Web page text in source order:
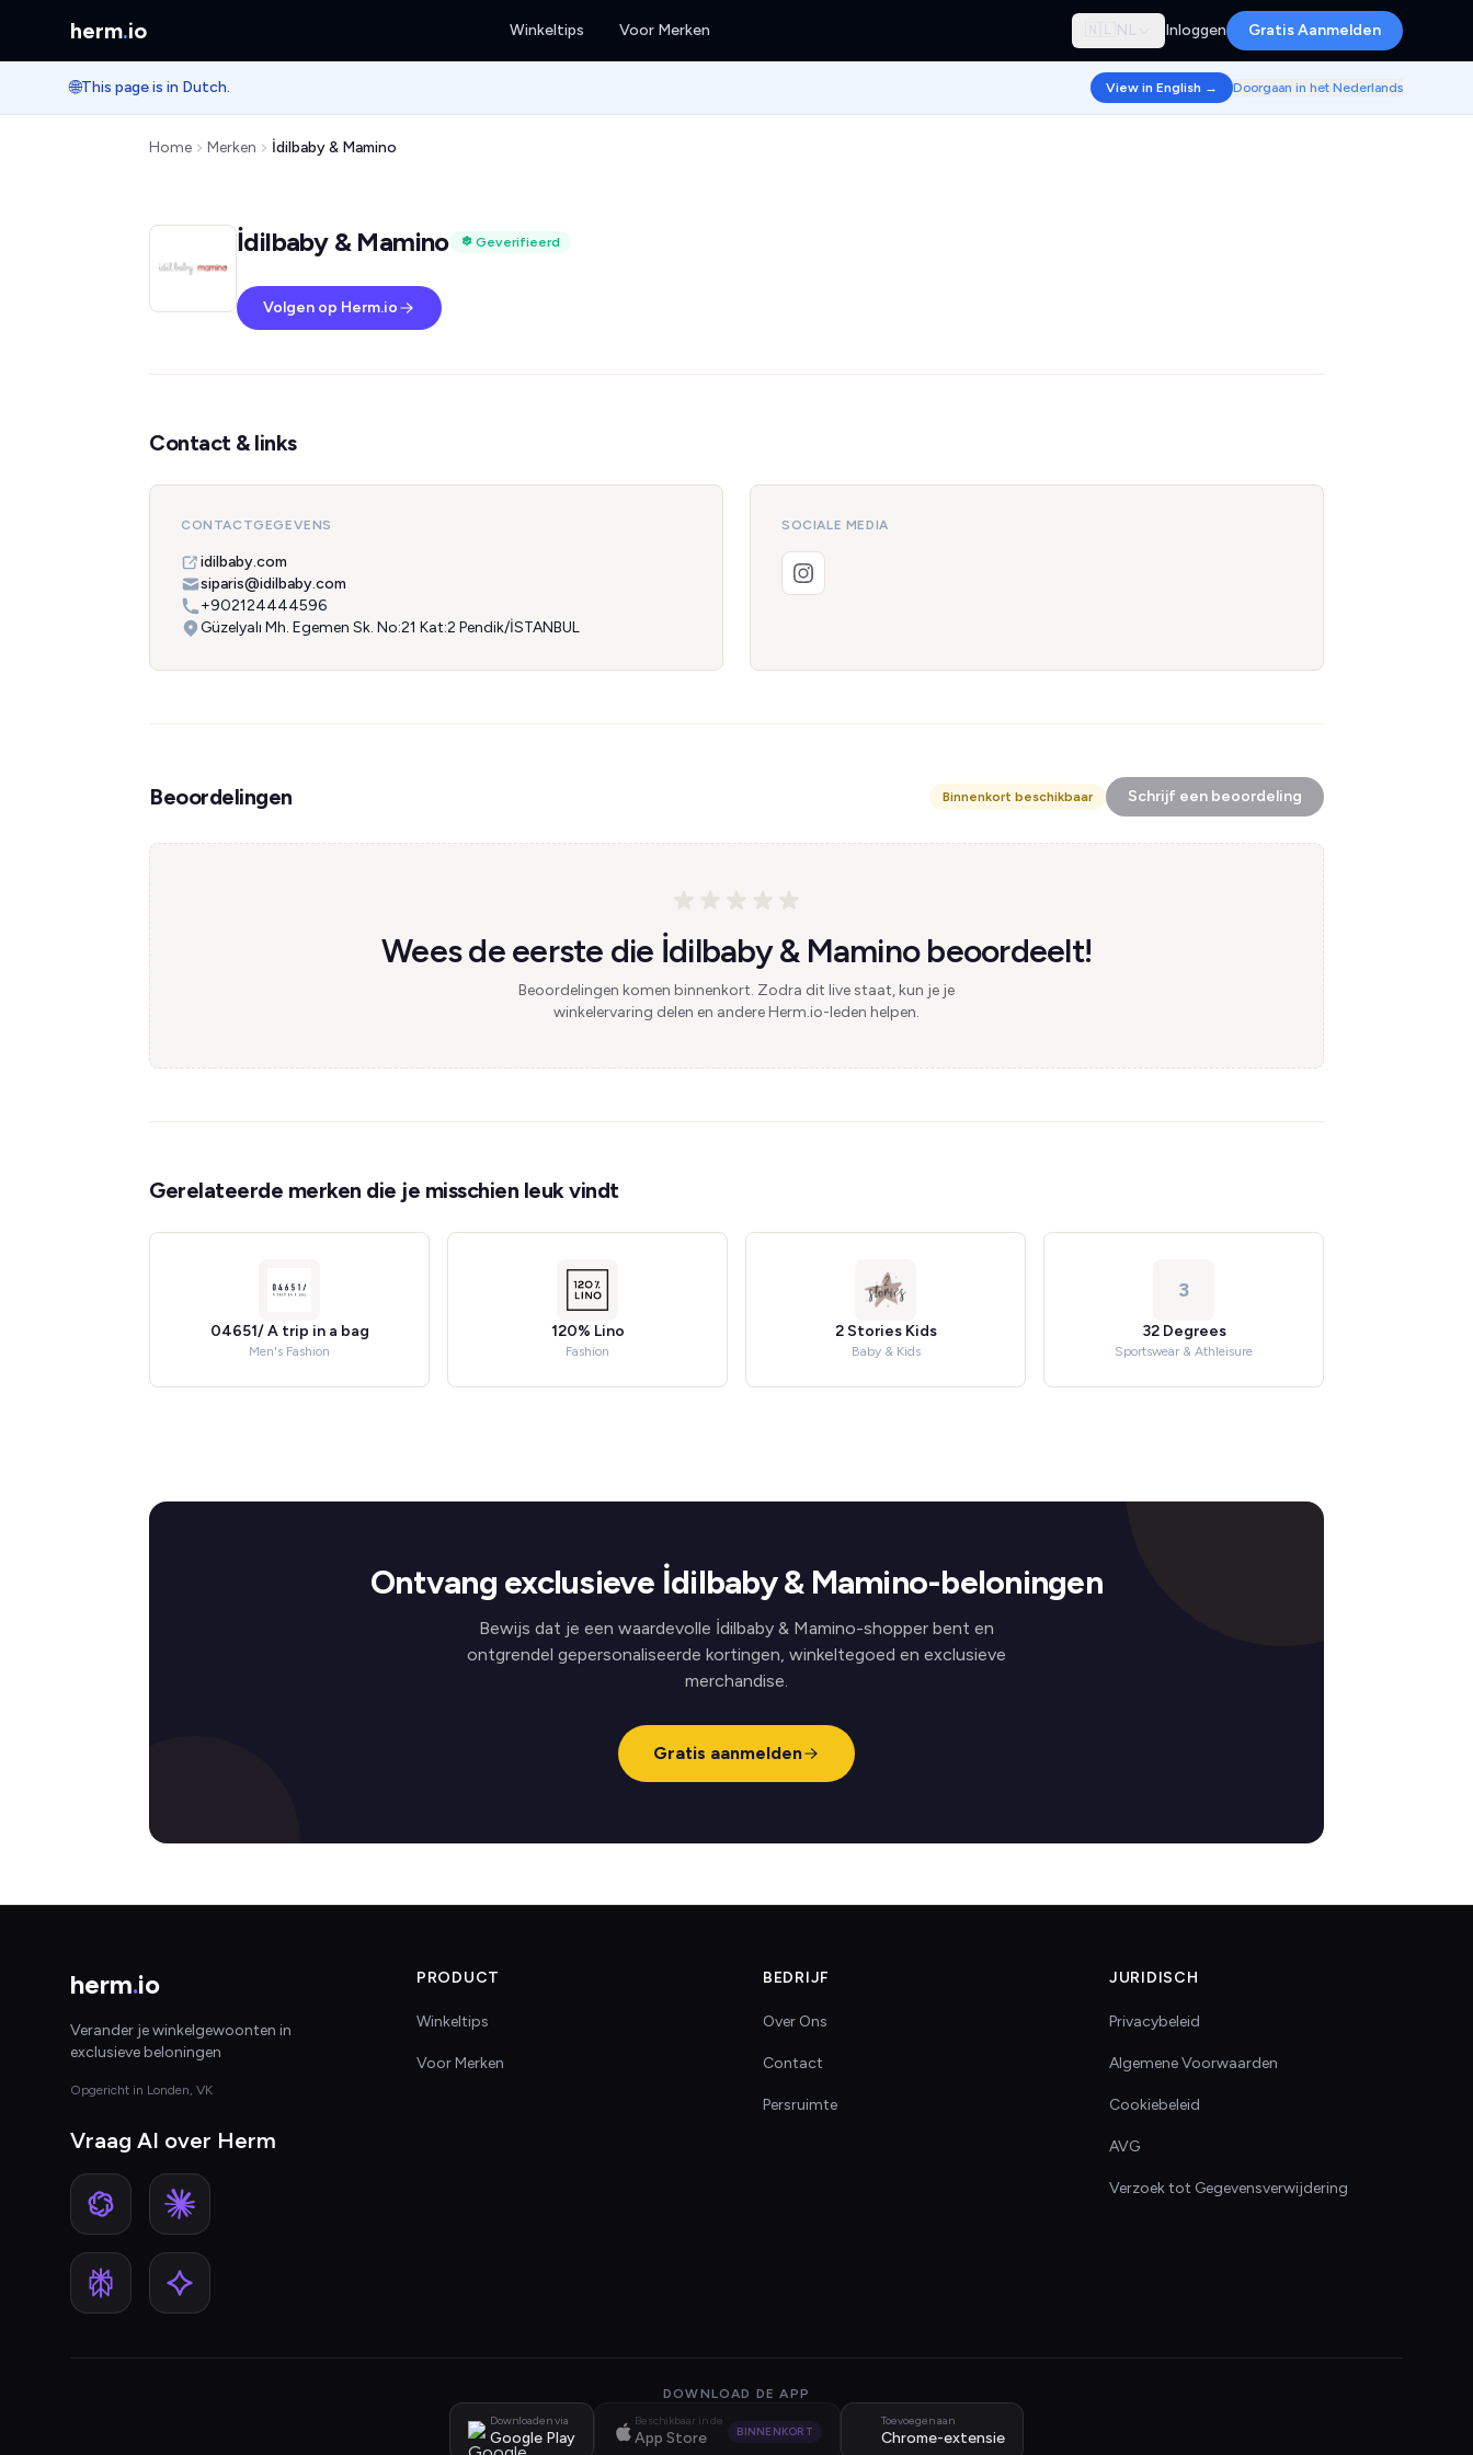
herm.io Winkeltips Voor Merken 🇳🇱 NL Inloggen Gratis Aanmelden
🌐This page is in Dutch. View in English → Doorgaan in het Nederlands
Home Merken İdilbaby & Mamino
İdilbaby & Mamino Geverifieerd
Volgen op Herm.io
Contact & links
CONTACTGEGEVENS
idilbaby.com
siparis@idilbaby.com
+902124444596
Güzelyalı Mh. Egemen Sk. No:21 Kat:2 Pendik/İSTANBUL
SOCIALE MEDIA
Beoordelingen Binnenkort beschikbaar Schrijf een beoordeling
Wees de eerste die İdilbaby & Mamino beoordeelt!
Beoordelingen komen binnenkort. Zodra dit live staat, kun je je
winkelervaring delen en andere Herm.io-leden helpen.
Gerelateerde merken die je misschien leuk vindt
04651/ A trip in a bag
Men's Fashion
120% Lino
Fashion
2 Stories Kids
Baby & Kids
3
32 Degrees
Sportswear & Athleisure
Ontvang exclusieve İdilbaby & Mamino-beloningen
Bewijs dat je een waardevolle İdilbaby & Mamino-shopper bent en
ontgrendel gepersonaliseerde kortingen, winkeltegoed en exclusieve
merchandise.
Gratis aanmelden
herm.io
Verander je winkelgewoonten in
exclusieve beloningen
Opgericht in Londen, VK
Vraag AI over Herm
PRODUCT
Winkeltips
Voor Merken
BEDRIJF
Over Ons
Contact
Persruimte
JURIDISCH
Privacybeleid
Algemene Voorwaarden
Cookiebeleid
AVG
Verzoek tot Gegevensverwijdering
DOWNLOAD DE APP
Downloaden via
Google Play
Beschikbaar in de
App Store BINNENKORT
Toevoegen aan
Chrome-extensie